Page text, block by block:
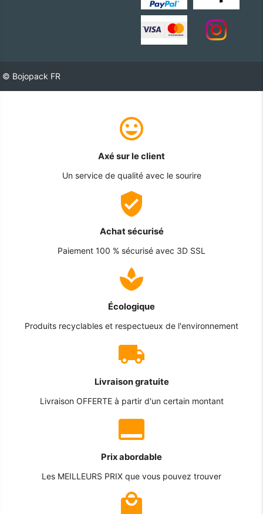
© Bojopack FR
Axé sur le client
Un service de qualité avec le sourire
Achat sécurisé
Paiement 100 % sécurisé avec 3D SSL
Écologique
Produits recyclables et respectueux de l'environnement
Livraison gratuite
Livraison OFFERTE à partir d'un certain montant
Prix abordable
Les MEILLEURS PRIX que vous pouvez trouver